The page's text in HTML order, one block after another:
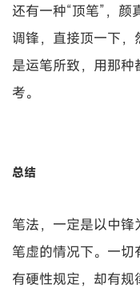
还有一种“顶笔”，
调锋，直接顶一下
是运笔所致，用那
考。
总结
笔法，一定是以中
笔虚的情况下。一
有硬性规定，却有